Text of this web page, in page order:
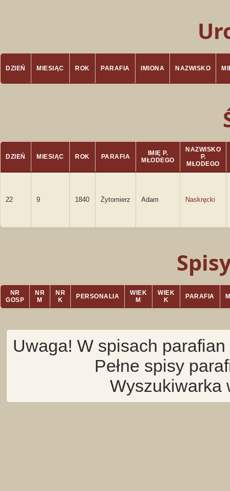
DZIEŃ MIESIĄC ROK PARAFIA IMIONA NAZWISKO
DZIEŃ MIESIĄC ROK PARAFIA
IMIĘ P.
MŁODEGO
NAZWISKO
P.
MŁODEGO
22 9 1840 Żytomierz Adam Naskręcki
NR
GOSP
NR
M
NR
K
PERSONALIA
WIEK
M
WIEK
K
PARAFIA
Uwaga! W spisach
Pełne spisy
Wyszukiwarka